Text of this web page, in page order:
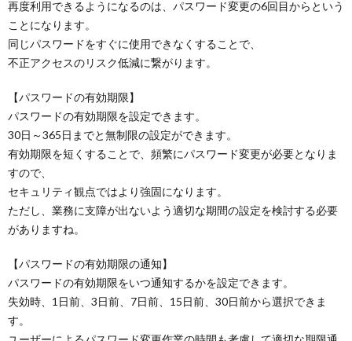
再度利用できるようになるのは、パスワード変更の6回目からという
ことになります。
同じパスワードをすぐに使用できなくすることで、
不正アクセスのリスク低減に繋がります。
【パスワードの有効期限】
パスワードの有効期限を設定できます。
30日～365日までと無制限の設定ができます。
有効期限を短くすることで、頻繁にパスワード変更が必要となりま
すので、
セキュリティ観点ではより強固になります。
ただし、業務に支障が出ないよう適切な期間の設定を検討する必要
がありますね。
【パスワードの有効期限の通知】
パスワードの有効期限をいつ通知するかを設定できます。
失効時、1日前、3日前、7日前、15日前、30日前から選択できま
す。